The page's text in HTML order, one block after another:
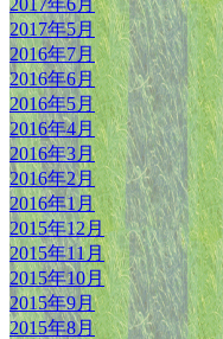
2017年5月
2016年7月
2016年6月
2016年5月
2016年4月
2016年3月
2016年2月
2016年1月
2015年12月
2015年11月
2015年10月
2015年9月
2015年8月